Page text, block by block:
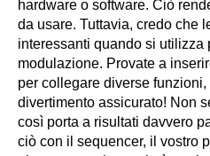
hardware o software. Ciò
da usare. Tuttavia, credo che
interessanti quando si utilizza
modulazione. Provate a
per collegare diverse
divertimento assicurato! Non
così porta a risultati davvero
ciò con il sequencer, il vostro